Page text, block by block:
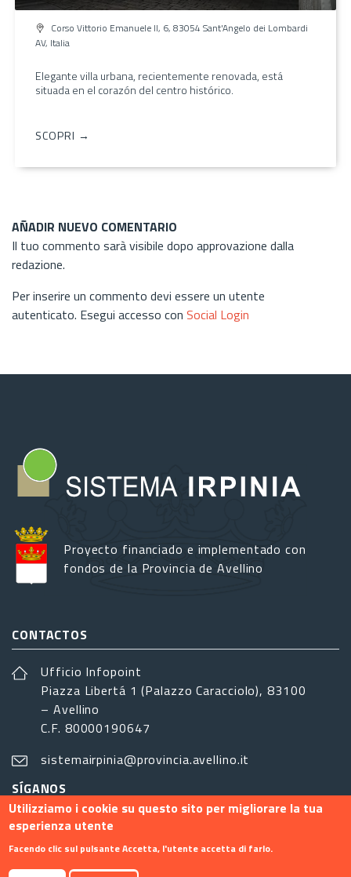
Corso Vittorio Emanuele II, 6, 83054 Sant'Angelo dei Lombardi
AV, Italia
Elegante villa urbana, recientemente renovada, está
situada en el corazón del centro histórico.
SCOPRI →
AÑADIR NUEVO COMENTARIO
Il tuo commento sarà visibile dopo approvazione dalla
redazione.
Per inserire un commento devi essere un utente
autenticato. Esegui accesso con Social Login
Proyecto financiado e implementado con
fondos de la Provincia de Avellino
CONTACTOS
Ufficio Infopoint
Piazza Libertá 1 (Palazzo Caracciolo), 83100
– Avellino
C.F. 80000190647
sistemairpinia@provincia.avellino.it
SÍGANOS
Utilizziamo i cookie su questo sito per migliorare la tua
esperienza utente
Facendo clic sul pulsante Accetta, l'utente accetta di farlo.